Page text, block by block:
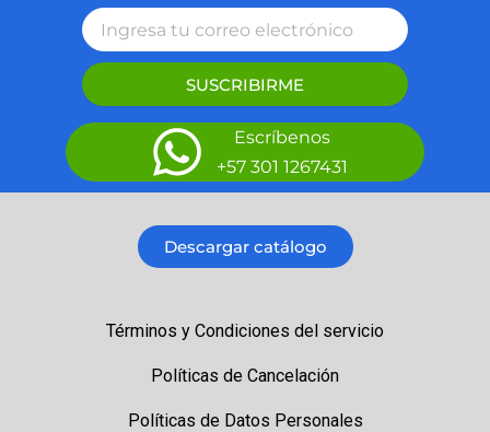
SUSCRIBIRME
Escríbenos
+57 301 1267431
Descargar catálogo
Términos y Condiciones del servicio
Políticas de Cancelación
Políticas de Datos Personales